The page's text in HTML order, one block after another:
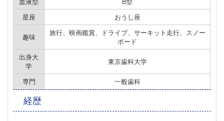
星座
おうし座
趣味
旅行、映画鑑賞、ドライブ、サーキット走行、スノー
ボード
出身大
学
東京歯科大学
専門 一般歯科
経歴